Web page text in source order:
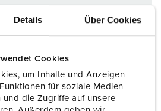
Details Über Cookies
Cookies
um Inhalte und Anzeigen
für soziale Medien
und die Zugriffe auf unsere
ADICIONAR
UMA NOVA LISTA